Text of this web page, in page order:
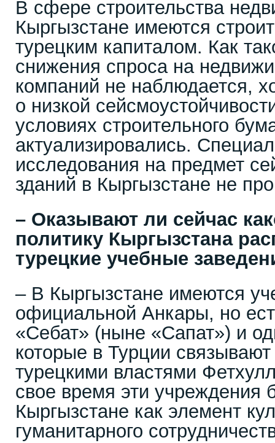
В сфере строительства
Кыргызстане имеются
турецким капиталом. Как
снижения спроса на
компаний не наблюдается,
о низкой
условиях строительного
актуализировались.
исследования на предмет
зданий в Кыргызстане не
– Оказывают ли сейчас
политику Кыргызстана
турецкие учебные
– В Кыргызстане имеются
официальной Анкары, но
«Себат» (ныне «Сапат») и
которые в Турции
турецкими властями
свое время эти учреждения
Кыргызстане как элемент
гуманитарного